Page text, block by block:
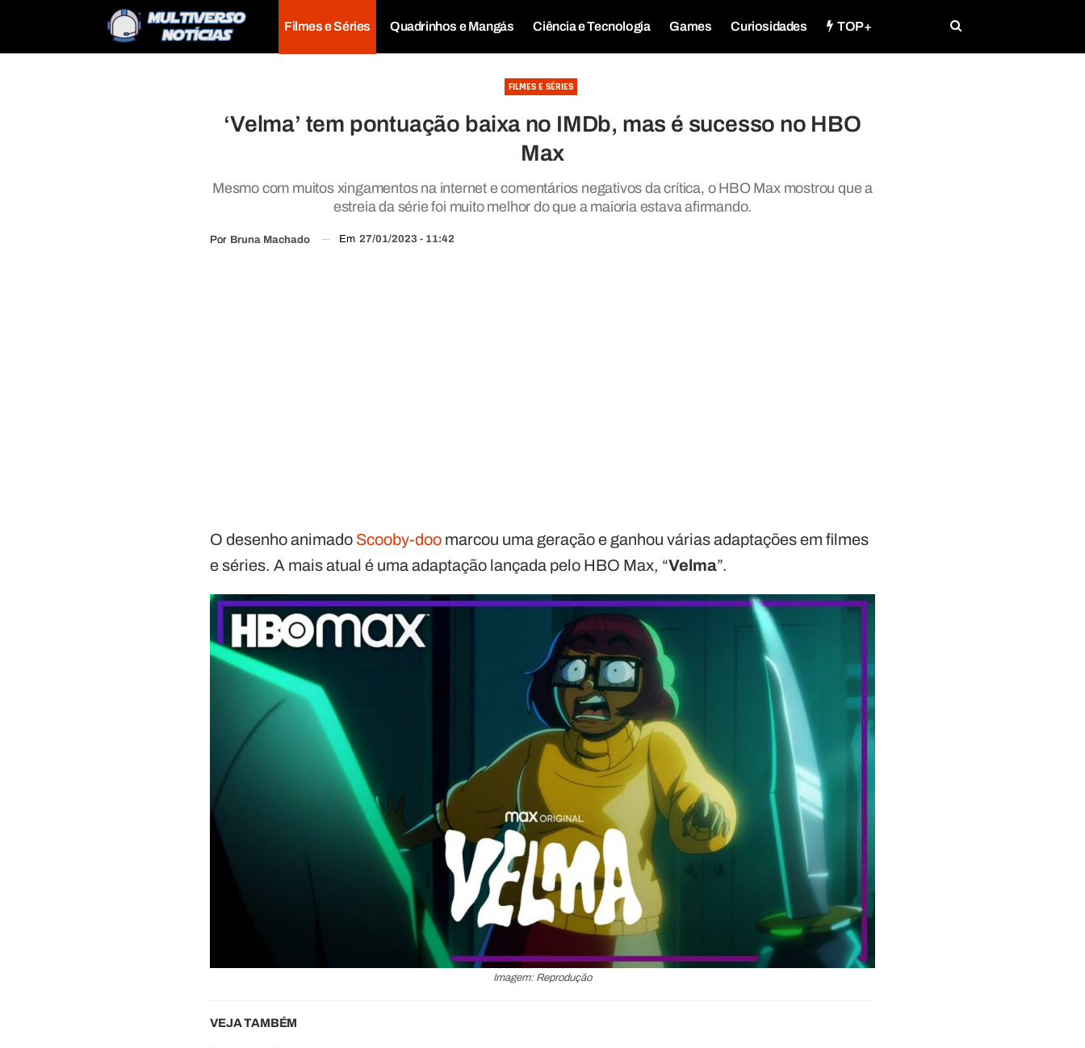
Filmes e Séries Quadrinhos e Mangás Ciência e Tecnologia Games Curiosidades TOP+
FILMES E SÉRIES
‘Velma’ tem pontuação baixa no IMDb, mas é sucesso no HBO
Max
Mesmo com muitos xingamentos na internet e comentários negativos da crítica, o HBO Max mostrou que a
estreia da série foi muito melhor do que a maioria estava afirmando.
Por Bruna Machado Em 27/01/2023 - 11:42
O desenho animado Scooby-doo marcou uma geração e ganhou várias adaptações em filmes
e séries. A mais atual é uma adaptação lançada pelo HBO Max, “Velma”.
Imagem: Reprodução
VEJA TAMBÉM